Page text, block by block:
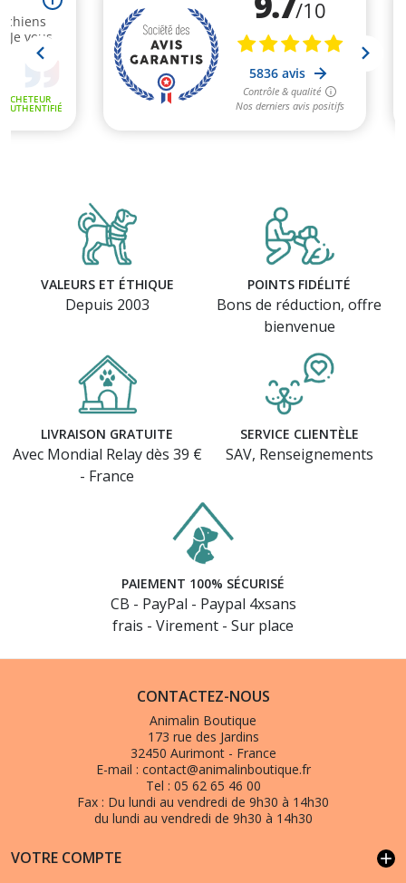
VALEURS ET ÉTHIQUE
Depuis 2003
POINTS FIDÉLITÉ
Bons de réduction, offre
bienvenue
LIVRAISON GRATUITE
Avec Mondial Relay dès 39 €
- France
SERVICE CLIENTÈLE
SAV, Renseignements
PAIEMENT 100% SÉCURISÉ
CB - PayPal - Paypal 4xsans
frais - Virement - Sur place
CONTACTEZ-NOUS
Animalin Boutique
173 rue des Jardins
32450 Aurimont - France
E-mail : contact@animalinboutique.fr
Tel : 05 62 65 46 00
Fax : Du lundi au vendredi de 9h30 à 14h30
du lundi au vendredi de 9h30 à 14h30
VOTRE COMPTE add